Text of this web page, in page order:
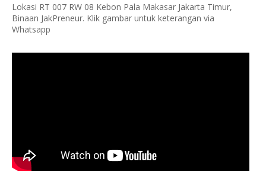
Lokasi RT 007 RW 08 Kebon Pala Makasar Jakarta Timur,
Binaan JakPreneur. Klik gambar untuk keterangan via
Whatsapp